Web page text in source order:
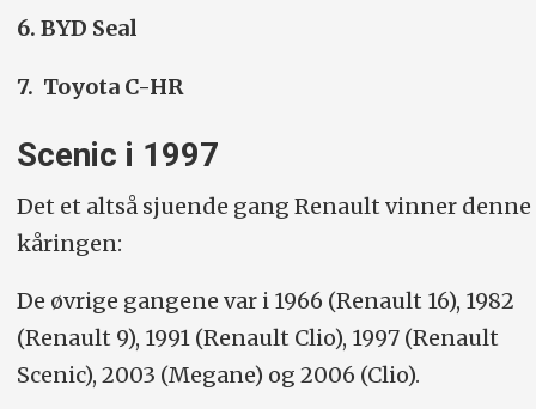
6. BYD Seal
7. Toyota C-HR
Scenic i 1997
Det et altså sjuende gang Renault vinner denne
kåringen:
De øvrige gangene var i 1966 (Renault 16), 1982
(Renault 9), 1991 (Renault Clio), 1997 (Renault
Scenic), 2003 (Megane) og 2006 (Clio).